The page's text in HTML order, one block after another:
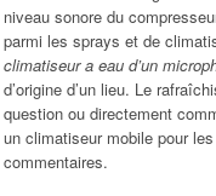
niveau sonore du
parmi les sprays et de
climatiseur a eau d’un
d’origine d’un lieu. Le
question ou directement
un climatiseur mobile pour les
commentaires.